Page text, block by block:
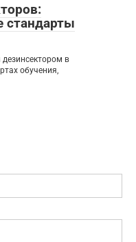
стандарты
в
обучения,